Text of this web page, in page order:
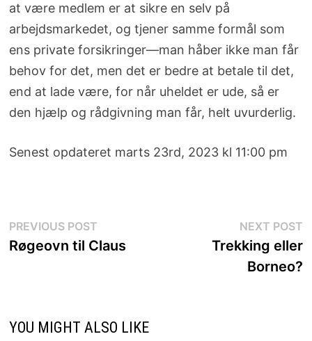
at være medlem er at sikre en selv på
arbejdsmarkedet, og tjener samme formål som
ens private forsikringer—man håber ikke man får
behov for det, men det er bedre at betale til det,
end at lade være, for når uheldet er ude, så er
den hjælp og rådgivning man får, helt uvurderlig.
Senest opdateret marts 23rd, 2023 kl 11:00 pm
Indlægsnavigation
PREVIOUS POSTPrevious
post:
Røgeovn til Claus
NEXT POST
Trekking eller
Borneo?
YOU MIGHT ALSO LIKE